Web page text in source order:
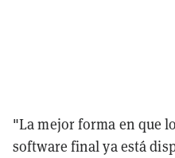
"La mejor forma en que
software final ya está